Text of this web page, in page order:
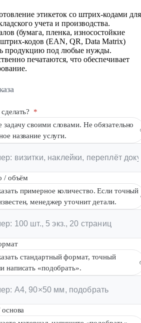
этикеток со штрих-кодами для
учета и производства.
(бумага, пленка, износостойкие
кодов (EAN, QR, Data Matrix)
продукцию под любые нужды.
печатаются, что обеспечивает
*
своими словами. Не обязательно
название услуги.
/ объём
примерное количество. Если точный
менеджер уточнит детали.
стандартный формат, точный
написать «подобрать».